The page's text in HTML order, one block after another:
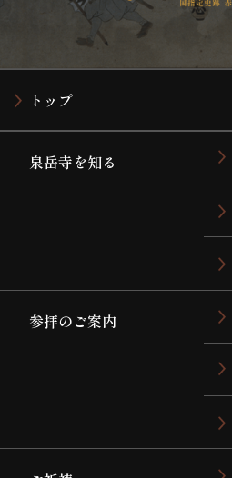
トップ
泉岳寺を知る
参拝のご案内